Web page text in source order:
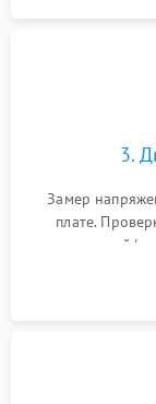
3.
Замер
плате.
плоских